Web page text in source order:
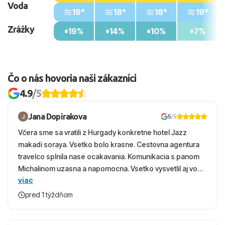
Voda
Zrážky
19°
19%
18°
14%
18°
10%
19°
7%
Čo o nás hovoria naši zákazníci
4.9/5
Jana Dopirakova 5/5
Včera sme sa vratili z Hurgady konkretne hotel Jazz
makadi soraya. Vsetko bolo krasne. Cestovna agentura
travelco splnila nase ocakavania. Komunikacia s panom
Michalinom uzasna a napomocna. Vsetko vysvetlil aj vo
vecernych hodinach zaco sa ospravedlnujem. Hotel
krasny, cisty. Sluzby top. Strava, prostredie, more,
viac
pred 1 týždňom